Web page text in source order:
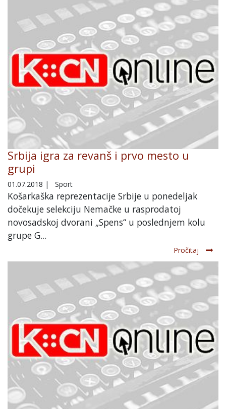
Srbija igra za revanš i prvo mesto u
grupi
01.07.2018 | Sport
Košarkaška reprezentacije Srbije u ponedeljak
dočekuje selekciju Nemačke u rasprodatoj
novosadskoj dvorani „Spens“ u poslednjem kolu
grupe G...
Pročitaj